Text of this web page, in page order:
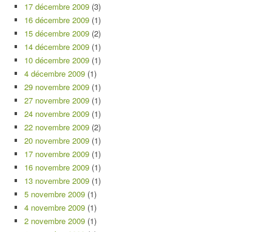
17 décembre 2009 (3)
16 décembre 2009 (1)
15 décembre 2009 (2)
14 décembre 2009 (1)
10 décembre 2009 (1)
4 décembre 2009 (1)
29 novembre 2009 (1)
27 novembre 2009 (1)
24 novembre 2009 (1)
22 novembre 2009 (2)
20 novembre 2009 (1)
17 novembre 2009 (1)
16 novembre 2009 (1)
13 novembre 2009 (1)
5 novembre 2009 (1)
4 novembre 2009 (1)
2 novembre 2009 (1)